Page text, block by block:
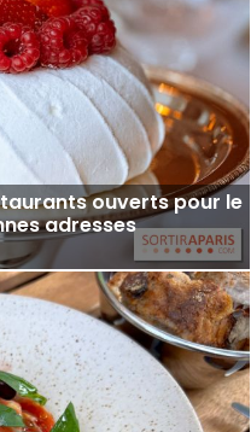
ouverts pour le
adresses